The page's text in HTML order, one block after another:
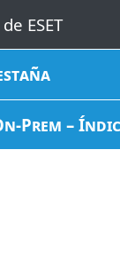
Prem –